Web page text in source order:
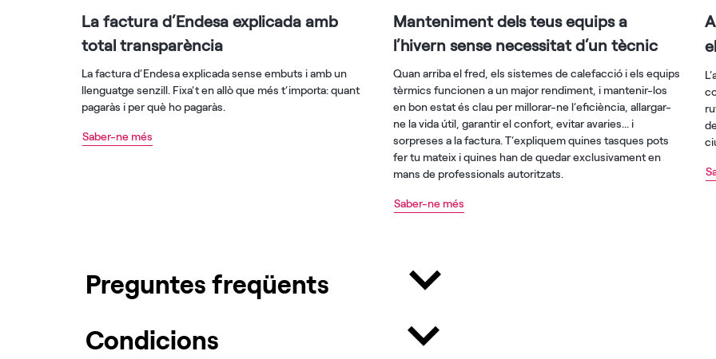
La factura d’Endesa explicada amb
total transparència
La factura d’Endesa explicada sense embuts i amb un
llenguatge senzill. Fixa’t en allò que més t’importa: quant
pagaràs i per què ho pagaràs.
Saber-ne més
Manteniment dels teus equips a
l’hivern sense necessitat d’un tècnic
Quan arriba el fred, els sistemes de calefacció i els equips
tèrmics funcionen a un major rendiment, i mantenir-los
en bon estat és clau per millorar-ne l’eficiència, allargar-
ne la vida útil, garantir el confort, evitar avaries... i
sorpreses a la factura. T’expliquem quines tasques pots
fer tu mateix i quines han de quedar exclusivament en
mans de professionals autoritzats.
Saber-ne més
Preguntes freqüents
Condicions